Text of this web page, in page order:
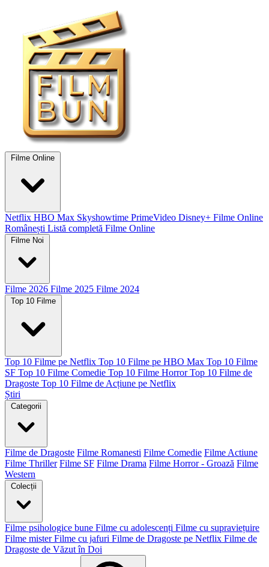
Filme Online
Netflix HBO Max Skyshowtime PrimeVideo Disney+ Filme Online
Românești Listă completă Filme Online
Filme Noi
Filme 2026 Filme 2025 Filme 2024
Top 10 Filme
Top 10 Filme pe Netflix Top 10 Filme pe HBO Max Top 10 Filme
SF Top 10 Filme Comedie Top 10 Filme Horror Top 10 Filme de
Dragoste Top 10 Filme de Acțiune pe Netflix
Știri
Categorii
Filme de Dragoste Filme Romanesti Filme Comedie Filme Actiune
Filme Thriller Filme SF Filme Drama Filme Horror - Groază Filme
Western
Colecții
Filme psihologice bune Filme cu adolescenți Filme cu supraviețuire
Filme mister Filme cu jafuri Filme de Dragoste pe Netflix Filme de
Dragoste de Văzut în Doi